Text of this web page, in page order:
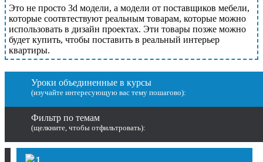
Это не просто 3d модели, а модели от поставщиков мебели,
которые соотвтествуют реальным товарам, которые можно
использовать в дизайн проектах. Эти товары позже можно
будет купить, чтобы поставить в реальный интерьер
квартиры.
Уроки объединенные в курсы
(изучайте интересующую вас тему пошагово):
Фильтр по темам
(щелкните, чтобы отфильтровать):